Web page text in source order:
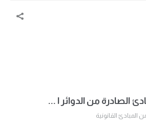
الصادرة من الدوائر ا ...
القانونية